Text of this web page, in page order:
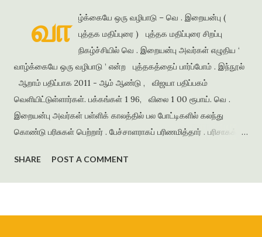
வா
ழ்க்கையே ஒரு வழிபாடு – வெ . இறையன்பு (
புத்தக மதிப்புரை ) புத்தக மதிப்புரை சிறப்பு
நிகழ்ச்சியில் வெ . இறையன்பு அவர்கள் எழுதிய ‘
வாழ்க்கையே ஒரு வழிபாடு ’ என்ற புத்தகத்தைப் பார்ப்போம் . இந்நூல்
ஆறாம் பதிப்பாக 2011 - ஆம் ஆண்டு , விஜயா பதிப்பகம்
வெளியிட்டுள்ளார்கள். பக்கங்கள் 1 96, விலை 1 00 ரூபாய். வெ .
இறையன்பு அவர்கள் பள்ளிக் காலத்தில் பல போட்டிகளில் கலந்து
கொண்டு பரிசுகள் பெற்றார் . பேச்சாளராகப் பரிணமித்தார் . பரிசாகக்
காலத்தில் எழுதிய கவிதைகளைத் தொகுத்து ‘ பூபாளத்திற்கொரு
புல்லாங்குழல் ’ என்ற தலைப்பில் கவிதைத் தொகுப்பை வெளியிட்டார் .
கணையாழி , புதிய பார்வை , தமிழன் எக்ஸ்பிரஸ் என்று பல இதழ்களில்
SHARE POST A COMMENT